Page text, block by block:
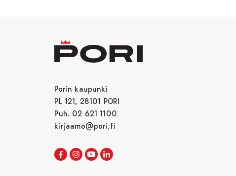
Porin kaupunki
PL 121, 28101 PORI
Puh. 02 621 1100
kirjaamo@pori.fi
Porin kaupunki Facebookissa
Avautuu uudessa välilehdessä
Porin kaupunki Instagramissa
Avautuu uudessa välilehdessä
Porin kaupunki Youtubessa
Avautuu uudessa välilehdessä